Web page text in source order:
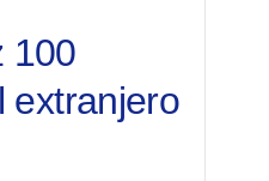
100
extranjero